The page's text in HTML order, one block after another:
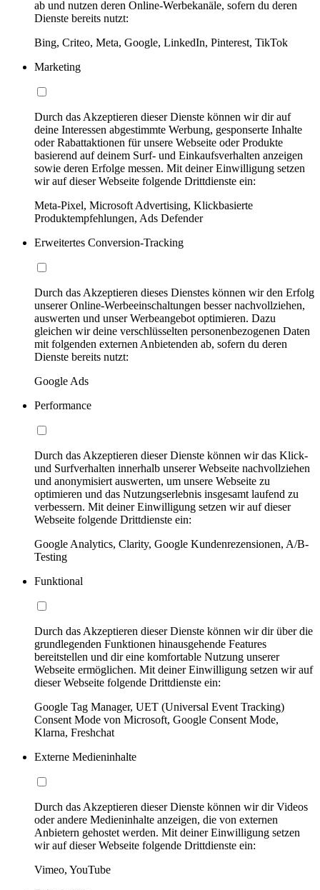
ab und nutzen deren Online-Werbekanäle, sofern du deren
Dienste bereits nutzt:
Bing, Criteo, Meta, Google, LinkedIn, Pinterest, TikTok
Marketing
Durch das Akzeptieren dieser Dienste können wir dir auf
deine Interessen abgestimmte Werbung, gesponserte Inhalte
oder Rabattaktionen für unsere Webseite oder Produkte
basierend auf deinem Surf- und Einkaufsverhalten anzeigen
sowie deren Erfolge messen. Mit deiner Einwilligung setzen
wir auf dieser Webseite folgende Drittdienste ein:
Meta-Pixel, Microsoft Advertising, Klickbasierte
Produktempfehlungen, Ads Defender
Erweitertes Conversion-Tracking
Durch das Akzeptieren dieses Dienstes können wir den Erfolg
unserer Online-Werbeeinschaltungen besser nachvollziehen,
auswerten und unser Werbeangebot optimieren. Dazu
gleichen wir deine verschlüsselten personenbezogenen Daten
mit folgenden externen Anbietenden ab, sofern du deren
Dienste bereits nutzt:
Google Ads
Performance
Durch das Akzeptieren dieser Dienste können wir das Klick-
und Surfverhalten innerhalb unserer Webseite nachvollziehen
und anonymisiert auswerten, um unsere Webseite zu
optimieren und das Nutzungserlebnis insgesamt laufend zu
verbessern. Mit deiner Einwilligung setzen wir auf dieser
Webseite folgende Drittdienste ein:
Google Analytics, Clarity, Google Kundenrezensionen, A/B-
Testing
Funktional
Durch das Akzeptieren dieser Dienste können wir dir über die
grundlegenden Funktionen hinausgehende Features
bereitstellen und dir eine komfortable Nutzung unserer
Webseite ermöglichen. Mit deiner Einwilligung setzen wir auf
dieser Webseite folgende Drittdienste ein:
Google Tag Manager, UET (Universal Event Tracking)
Consent Mode von Microsoft, Google Consent Mode,
Klarna, Freshchat
Externe Medieninhalte
Durch das Akzeptieren dieser Dienste können wir dir Videos
oder andere Medieninhalte anzeigen, die von externen
Anbietern gehostet werden. Mit deiner Einwilligung setzen
wir auf dieser Webseite folgende Drittdienste ein:
Vimeo, YouTube